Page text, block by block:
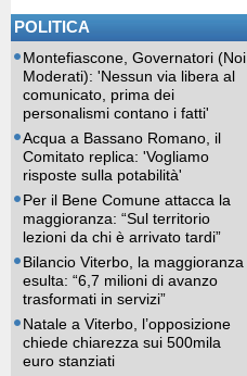
POLITICA
Montefiascone, Governatori (Noi
Moderati): 'Nessun via libera al
comunicato, prima dei
personalismi contano i fatti'
Acqua a Bassano Romano, il
Comitato replica: 'Vogliamo
risposte sulla potabilità'
Per il Bene Comune attacca la
maggioranza: “Sul territorio
lezioni da chi è arrivato tardi”
Bilancio Viterbo, la maggioranza
esulta: “6,7 milioni di avanzo
trasformati in servizi”
Natale a Viterbo, l’opposizione
chiede chiarezza sui 500mila
euro stanziati